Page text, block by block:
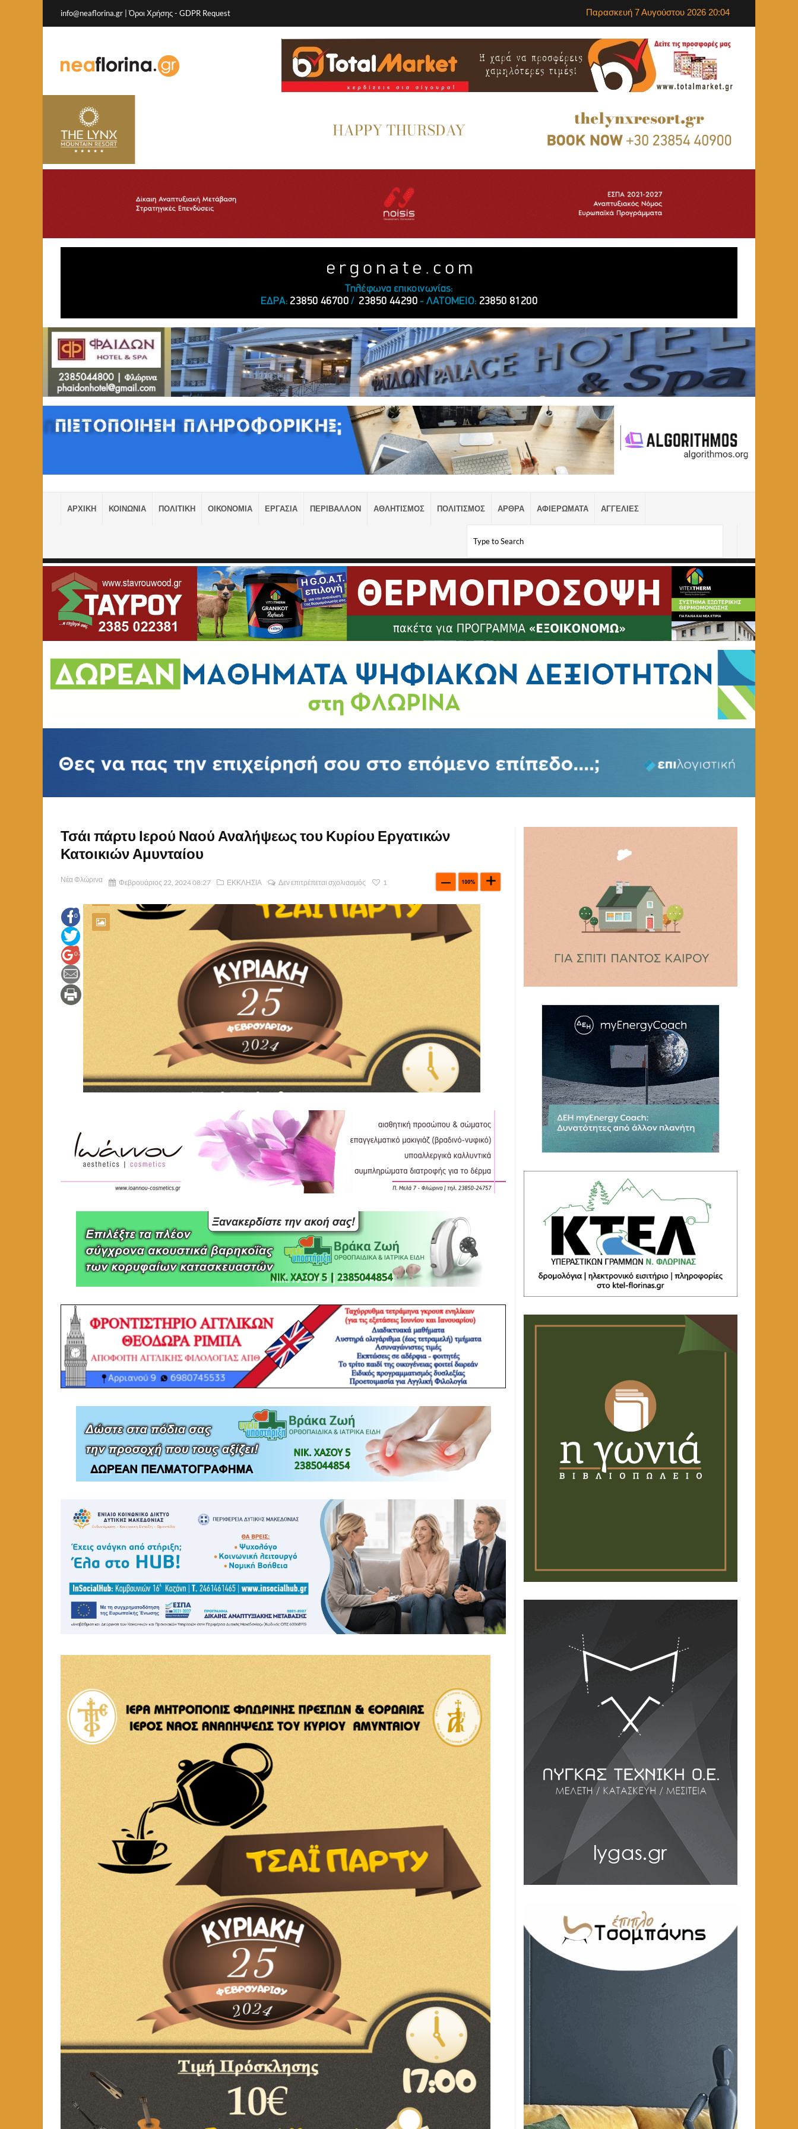
info@neaflorina.gr |Όροι Χρήσης- GDPR Request Παρασκευή 7 Αυγούστου 2026 20:04
ΑΡΧΙΚΗ ΚΟΙΝΩΝΙΑ ΠΟΛΙΤΙΚΗ ΟΙΚΟΝΟΜΙΑ ΕΡΓΑΣΙΑ ΠΕΡΙΒΑΛΛΟΝ ΑΘΛΗΤΙΣΜΟΣ ΠΟΛΙΤΙΣΜΟΣ ΑΡΘΡΑ ΑΦΙΕΡΩΜΑΤΑ ΑΓΓΕΛΙΕΣ
Τσάι πάρτυ Ιερού Ναού Αναλήψεως του Κυρίου Εργατικών
Κατοικιών Αμυνταίου
Νέα Φλώρινα Φεβρουάριος 22, 2024 08:27 ΕΚΚΛΗΣΙΑ Δεν επιτρέπεται σχολιασμός 1
0
0